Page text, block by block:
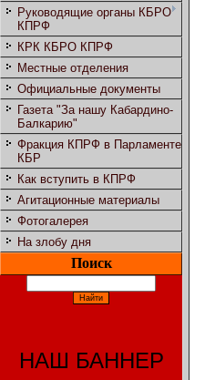
Руководящие органы КБРО
КПРФ
КРК КБРО КПРФ
Местные отделения
Официальные документы
Газета "За нашу Кабардино-
Балкарию"
Фракция КПРФ в Парламенте
КБР
Как вступить в КПРФ
Агитационные материалы
Фотогалерея
На злобу дня
Поиск
НАШ БАННЕР